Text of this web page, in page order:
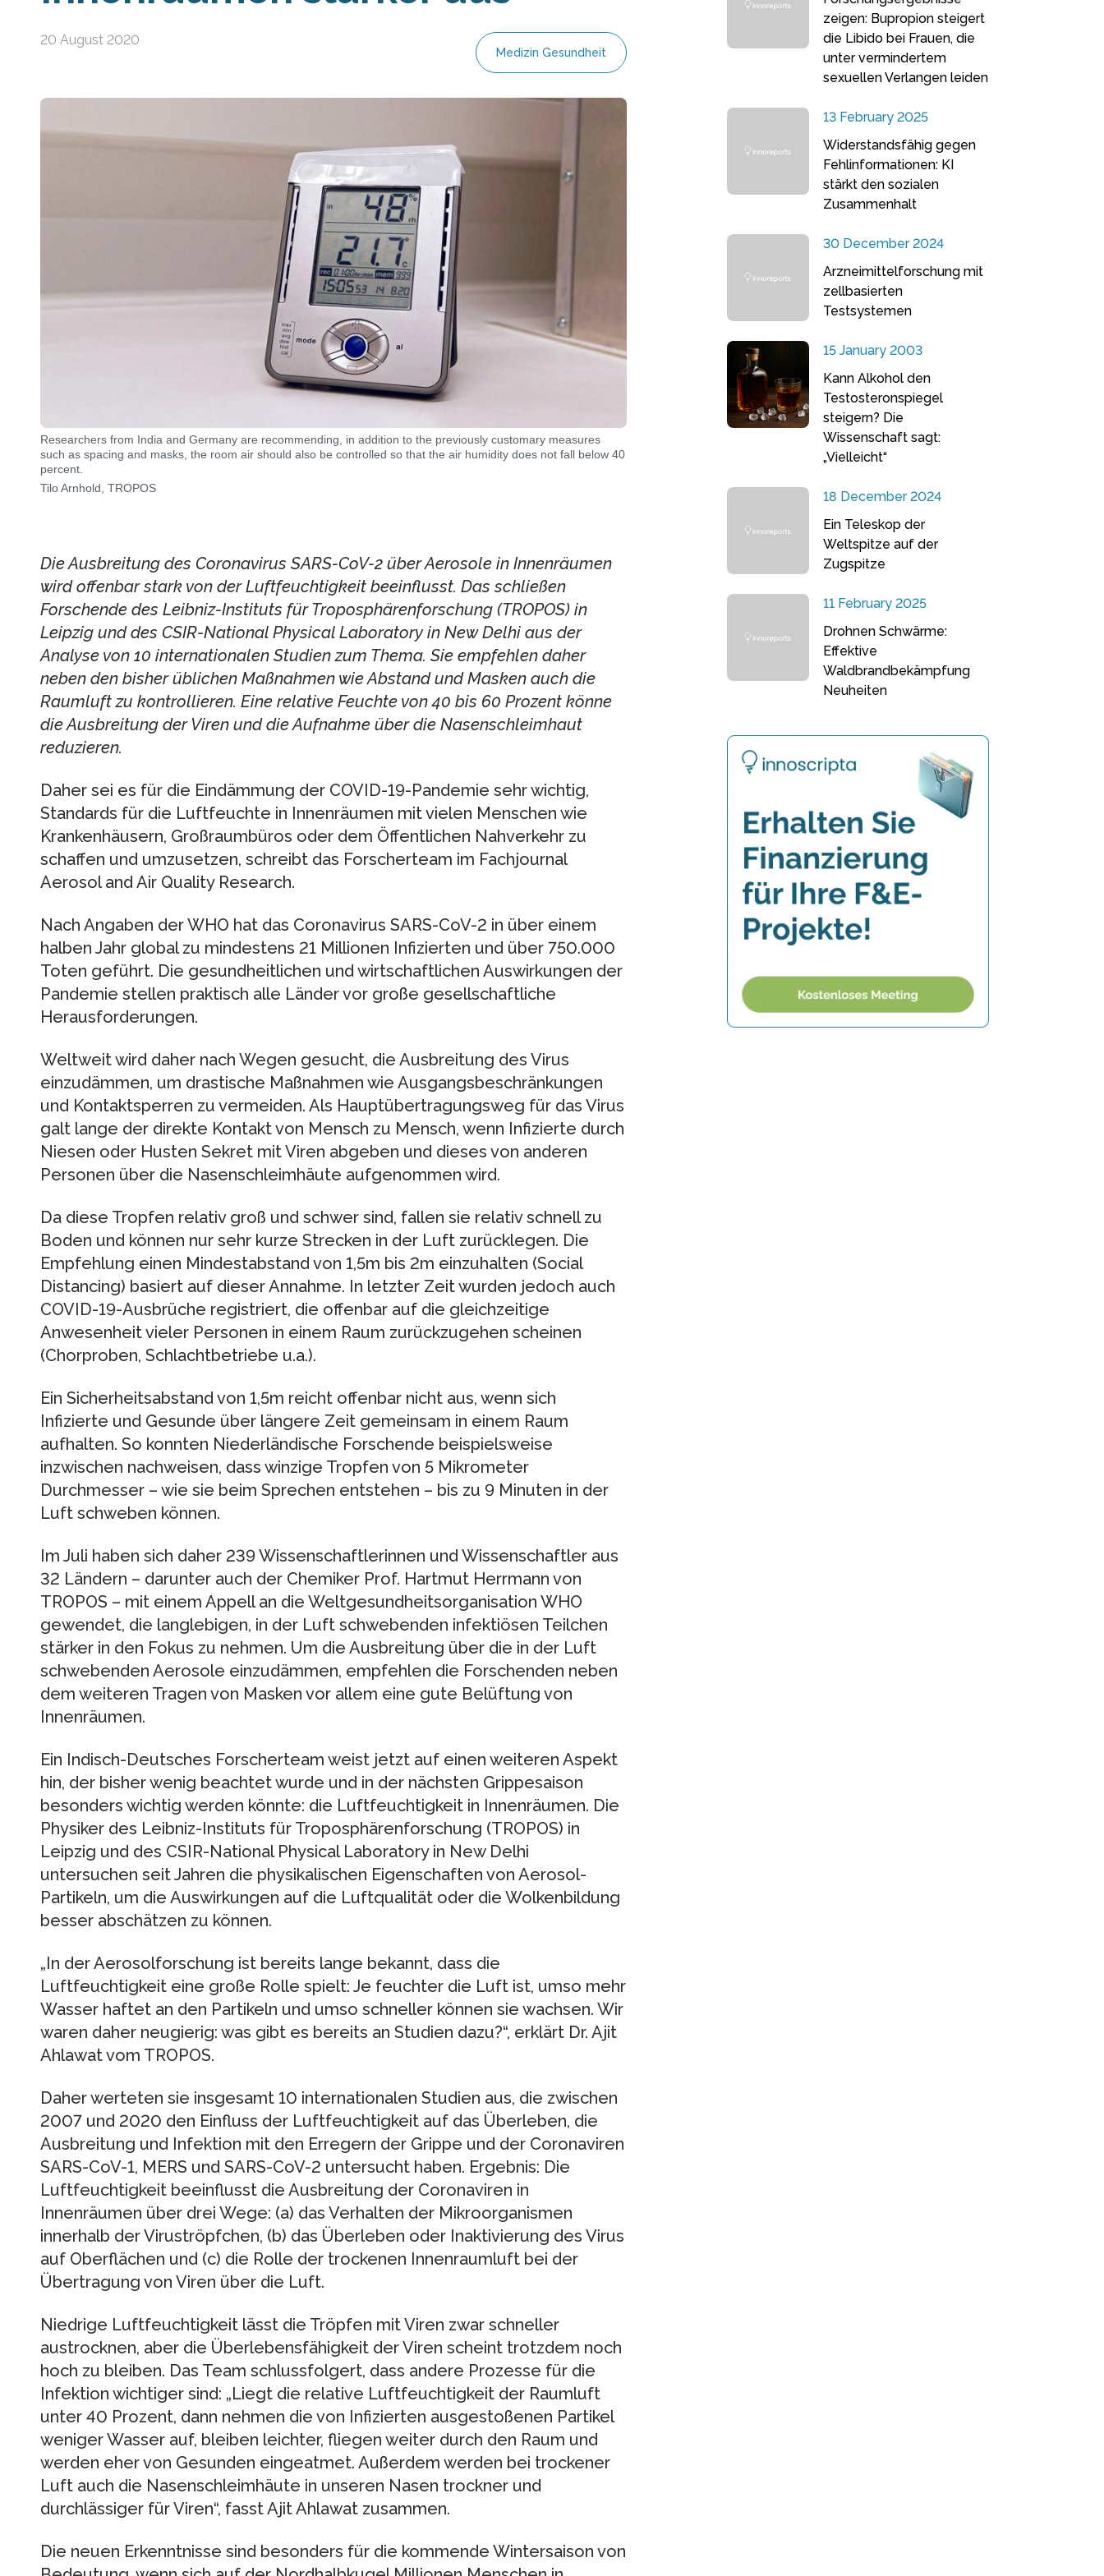
20 August 2020
Medizin Gesundheit
Researchers from India and Germany are recommending, in addition to the previously customary measures
such as spacing and masks, the room air should also be controlled so that the air humidity does not fall below 40
percent.
Tilo Arnhold, TROPOS
Die Ausbreitung des Coronavirus SARS-CoV-2 über Aerosole in Innenräumen
wird offenbar stark von der Luftfeuchtigkeit beeinflusst. Das schließen
Forschende des Leibniz-Instituts für Troposphärenforschung (TROPOS) in
Leipzig und des CSIR-National Physical Laboratory in New Delhi aus der
Analyse von 10 internationalen Studien zum Thema. Sie empfehlen daher
neben den bisher üblichen Maßnahmen wie Abstand und Masken auch die
Raumluft zu kontrollieren. Eine relative Feuchte von 40 bis 60 Prozent könne
die Ausbreitung der Viren und die Aufnahme über die Nasenschleimhaut
reduzieren.
Daher sei es für die Eindämmung der COVID-19-Pandemie sehr wichtig,
Standards für die Luftfeuchte in Innenräumen mit vielen Menschen wie
Krankenhäusern, Großraumbüros oder dem Öffentlichen Nahverkehr zu
schaffen und umzusetzen, schreibt das Forscherteam im Fachjournal
Aerosol and Air Quality Research.
Nach Angaben der WHO hat das Coronavirus SARS-CoV-2 in über einem
halben Jahr global zu mindestens 21 Millionen Infizierten und über 750.000
Toten geführt. Die gesundheitlichen und wirtschaftlichen Auswirkungen der
Pandemie stellen praktisch alle Länder vor große gesellschaftliche
Herausforderungen.
Weltweit wird daher nach Wegen gesucht, die Ausbreitung des Virus
einzudämmen, um drastische Maßnahmen wie Ausgangsbeschränkungen
und Kontaktsperren zu vermeiden. Als Hauptübertragungsweg für das Virus
galt lange der direkte Kontakt von Mensch zu Mensch, wenn Infizierte durch
Niesen oder Husten Sekret mit Viren abgeben und dieses von anderen
Personen über die Nasenschleimhäute aufgenommen wird.
Da diese Tropfen relativ groß und schwer sind, fallen sie relativ schnell zu
Boden und können nur sehr kurze Strecken in der Luft zurücklegen. Die
Empfehlung einen Mindestabstand von 1,5m bis 2m einzuhalten (Social
Distancing) basiert auf dieser Annahme. In letzter Zeit wurden jedoch auch
COVID-19-Ausbrüche registriert, die offenbar auf die gleichzeitige
Anwesenheit vieler Personen in einem Raum zurückzugehen scheinen
(Chorproben, Schlachtbetriebe u.a.).
Ein Sicherheitsabstand von 1,5m reicht offenbar nicht aus, wenn sich
Infizierte und Gesunde über längere Zeit gemeinsam in einem Raum
aufhalten. So konnten Niederländische Forschende beispielsweise
inzwischen nachweisen, dass winzige Tropfen von 5 Mikrometer
Durchmesser – wie sie beim Sprechen entstehen – bis zu 9 Minuten in der
Luft schweben können.
Im Juli haben sich daher 239 Wissenschaftlerinnen und Wissenschaftler aus
32 Ländern – darunter auch der Chemiker Prof. Hartmut Herrmann von
TROPOS – mit einem Appell an die Weltgesundheitsorganisation WHO
gewendet, die langlebigen, in der Luft schwebenden infektiösen Teilchen
stärker in den Fokus zu nehmen. Um die Ausbreitung über die in der Luft
schwebenden Aerosole einzudämmen, empfehlen die Forschenden neben
dem weiteren Tragen von Masken vor allem eine gute Belüftung von
Innenräumen.
Ein Indisch-Deutsches Forscherteam weist jetzt auf einen weiteren Aspekt
hin, der bisher wenig beachtet wurde und in der nächsten Grippesaison
besonders wichtig werden könnte: die Luftfeuchtigkeit in Innenräumen. Die
Physiker des Leibniz-Instituts für Troposphärenforschung (TROPOS) in
Leipzig und des CSIR-National Physical Laboratory in New Delhi
untersuchen seit Jahren die physikalischen Eigenschaften von Aerosol-
Partikeln, um die Auswirkungen auf die Luftqualität oder die Wolkenbildung
besser abschätzen zu können.
„In der Aerosolforschung ist bereits lange bekannt, dass die
Luftfeuchtigkeit eine große Rolle spielt: Je feuchter die Luft ist, umso mehr
Wasser haftet an den Partikeln und umso schneller können sie wachsen. Wir
waren daher neugierig: was gibt es bereits an Studien dazu?“, erklärt Dr. Ajit
Ahlawat vom TROPOS.
Daher werteten sie insgesamt 10 internationalen Studien aus, die zwischen
2007 und 2020 den Einfluss der Luftfeuchtigkeit auf das Überleben, die
Ausbreitung und Infektion mit den Erregern der Grippe und der Coronaviren
SARS-CoV-1, MERS und SARS-CoV-2 untersucht haben. Ergebnis: Die
Luftfeuchtigkeit beeinflusst die Ausbreitung der Coronaviren in
Innenräumen über drei Wege: (a) das Verhalten der Mikroorganismen
innerhalb der Viruströpfchen, (b) das Überleben oder Inaktivierung des Virus
auf Oberflächen und (c) die Rolle der trockenen Innenraumluft bei der
Übertragung von Viren über die Luft.
Niedrige Luftfeuchtigkeit lässt die Tröpfen mit Viren zwar schneller
austrocknen, aber die Überlebensfähigkeit der Viren scheint trotzdem noch
hoch zu bleiben. Das Team schlussfolgert, dass andere Prozesse für die
Infektion wichtiger sind: „Liegt die relative Luftfeuchtigkeit der Raumluft
unter 40 Prozent, dann nehmen die von Infizierten ausgestoßenen Partikel
weniger Wasser auf, bleiben leichter, fliegen weiter durch den Raum und
werden eher von Gesunden eingeatmet. Außerdem werden bei trockener
Luft auch die Nasenschleimhäute in unseren Nasen trockner und
durchlässiger für Viren“, fasst Ajit Ahlawat zusammen.
Die neuen Erkenntnisse sind besonders für die kommende Wintersaison von
zeigen: Bupropion steigert
die Libido bei Frauen, die
unter vermindertem
sexuellen Verlangen leiden
13 February 2025
Widerstandsfähig gegen
Fehlinformationen: KI
stärkt den sozialen
Zusammenhalt
30 December 2024
Arzneimittelforschung mit
zellbasierten
Testsystemen
15 January 2003
Kann Alkohol den
Testosteronspiegel
steigern? Die
Wissenschaft sagt:
„Vielleicht“
18 December 2024
Ein Teleskop der
Weltspitze auf der
Zugspitze
11 February 2025
Drohnen Schwärme:
Effektive
Waldbrandbekämpfung
Neuheiten